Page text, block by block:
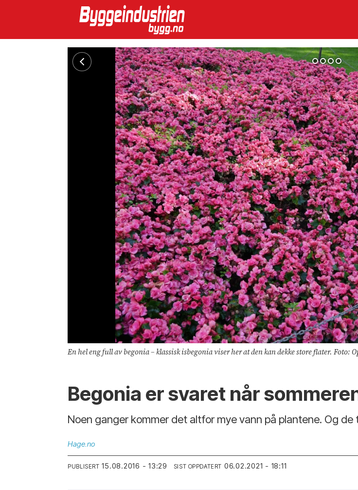
En hel eng full av begonia – klassisk isbegonia viser her at den kan dekke store flater. Foto:
Begonia er svaret når
Noen ganger kommer det altfor mye vann på plantene. Og de
Hage.no
PUBLISERT 15.08.2016 - 13:29 SIST OPPDATERT 06.02.2021 - 18:11